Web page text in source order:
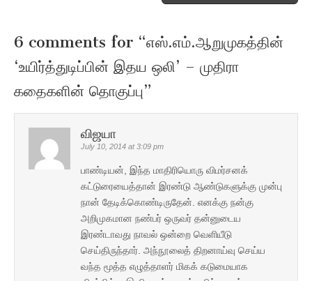
6 comments for “எஸ்.எம்.ஆறுமுகத்தின்
‘உயிர்த்துடிப்பின் இதய ஒலி’ – முதிரா
கதைகளின் தொகுப்பு”
விஜயா
July 10, 2014 at 3:09 pm
பாண்டியன், இந்த மாதிரியொரு விமர்சனக்
கட்டுரையைத்தான் இரண்டு ஆண்டுகளுக்கு முன்பு
நான் தேடிக்கொண்டிருதேன். எனக்கு நன்கு
அறிமுகமான நண்பர் ஒருவர் தன்னுடைய
இரண்டாவது நாவல் ஒன்றை வெளியீடு
செய்திருந்தார். அந்நூலைத் திறனாய்வு செய்ய
வந்த மூத்த எழுத்தாளர் மிகக் கடுமையாக